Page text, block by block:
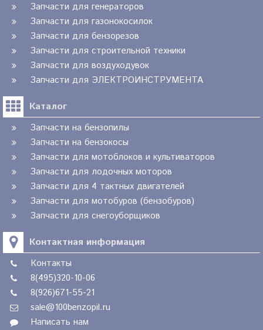
Запчасти для генераторов
Запчасти для газонокосилок
Запчасти для бензорезов
Запчасти для строительной техники
Запчасти для воздуходувок
Запчасти для ЭЛЕКТРОИНСТРУМЕНТА
Каталог
Запчасти на бензопилы
Запчасти на бензокосы
Запчасти для мотоблоков и культиваторов
Запчасти для лодочных моторов
Запчасти для 4 тактных двигателей
Запчасти для мотобуров (бензобуров)
Запчасти для снегоуборщиков
Контактная информация
Контакты
8(495)320-10-06
8(926)671-55-21
sale@100benzopil.ru
Написать нам